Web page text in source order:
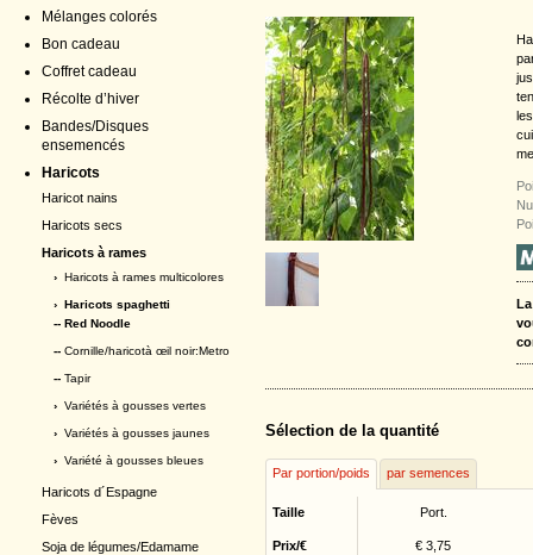
Mélanges colorés
Bon cadeau
Coffret cadeau
Récolte d’hiver
Bandes/Disques
ensemencés
Haricots
Haricot nains
Haricots secs
Haricots à rames
› Haricots à rames multicolores
› Haricots spaghetti
-- Red Noodle
-- Cornille/haricotà œil noir:Metro
-- Tapir
› Variétés à gousses vertes
› Variétés à gousses jaunes
› Variété à gousses bleues
Haricots d´Espagne
Fèves
Soja de légumes/Edamame
Sélection de la quantité
Par portion/poids par semences
Taille Port.
Prix/€ € 3,75